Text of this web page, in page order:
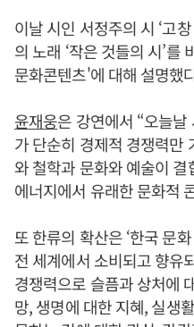
이날 시인 서정주의 시 ‘고
의 노래 ‘작은 것들의 시’를
문화콘텐츠'에 대해 설명했
윤재웅은 강연에서 “오늘
가 단순히 경제적 경쟁력만
와 철학과 문화와 예술이
에너지에서 유래한 문화적
또 한류의 확산은 ‘한국 문
전 세계에서 소비되고 향유
경쟁력으로 슬픔과 상처에
망, 생명에 대한 지혜, 실생